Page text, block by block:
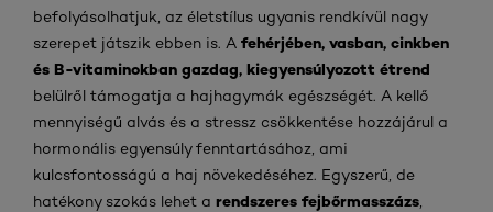
befolyásolhatjuk, az életstílus ugyanis rendkívül nagy
szerepet játszik ebben is. A fehérjében, vasban, cinkben
és B-vitaminokban gazdag, kiegyensúlyozott étrend
belülről támogatja a hajhagymák egészségét. A kellő
mennyiségű alvás és a stressz csökkentése hozzájárul a
hormonális egyensúly fenntartásához, ami
kulcsfontosságú a haj növekedéséhez. Egyszerű, de
hatékony szokás lehet a rendszeres fejbőrmasszázs